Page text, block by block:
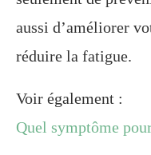
aussi d’améliorer
réduire la fatigue.
Voir également :
Quel symptôme